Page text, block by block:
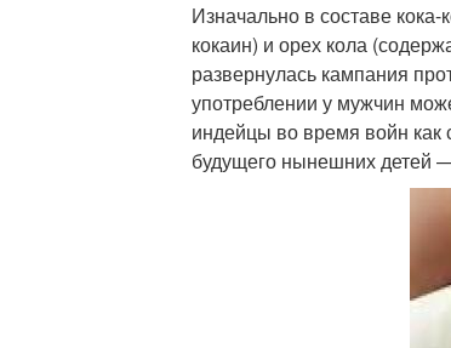
Изначально в составе
кокаин) и орех кола
развернулась кампания
употреблении у мужчин
индейцы во время войн как
будущего нынешних детей